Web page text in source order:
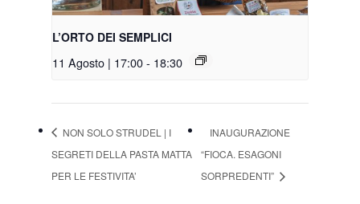
L’ORTO DEI SEMPLICI
11 Agosto | 17:00- 18:30
NON SOLO STRUDEL | I
SEGRETI DELLA PASTA MATTA
PER LE FESTIVITA’
INAUGURAZIONE
“FIOCA. ESAGONI
SORPREDENTI”